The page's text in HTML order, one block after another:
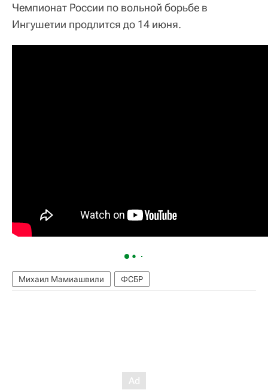
Чемпионат России по вольной борьбе в
Ингушетии продлится до 14 июня.
Михаил Мамиашвили ФСБР